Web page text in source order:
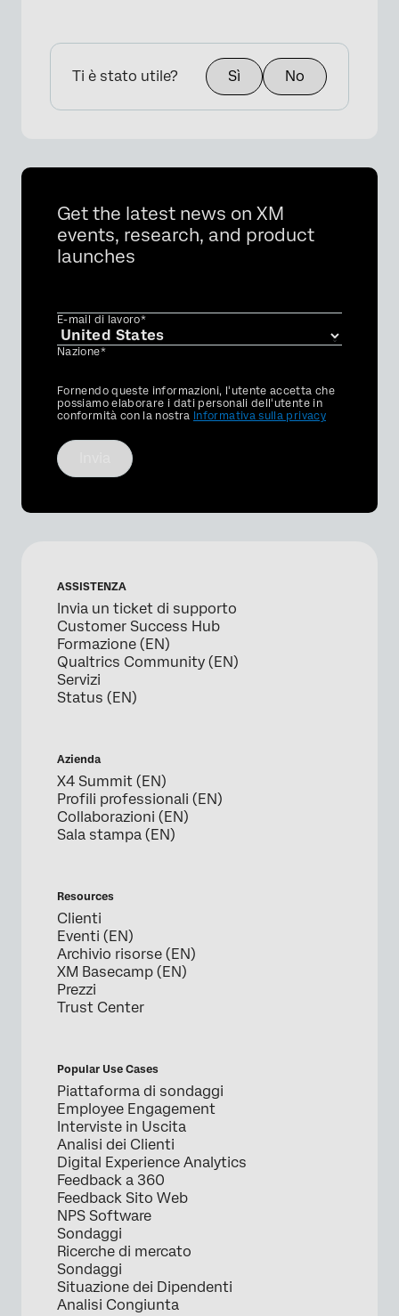
Ti è stato utile? Sì No
Get the latest news on XM
events, research, and product
launches
E-mail di lavoro*
Nazione*
Privacy
Optin
Fornendo queste informazioni, l'utente accetta che
possiamo elaborare i dati personali dell'utente in
conformità con la nostra Informativa sulla privacy
ASSISTENZA
Invia un ticket di supporto
Customer Success Hub
Formazione (EN)
Qualtrics Community (EN)
Servizi
Status (EN)
Azienda
X4 Summit (EN)
Profili professionali (EN)
Collaborazioni (EN)
Sala stampa (EN)
Resources
Clienti
Eventi (EN)
Archivio risorse (EN)
XM Basecamp (EN)
Prezzi
Trust Center
Popular Use Cases
Piattaforma di sondaggi
Employee Engagement
Interviste in Uscita
Analisi dei Clienti
Digital Experience Analytics
Feedback a 360
Feedback Sito Web
NPS Software
Sondaggi
Ricerche di mercato
Sondaggi
Situazione dei Dipendenti
Analisi Congiunta